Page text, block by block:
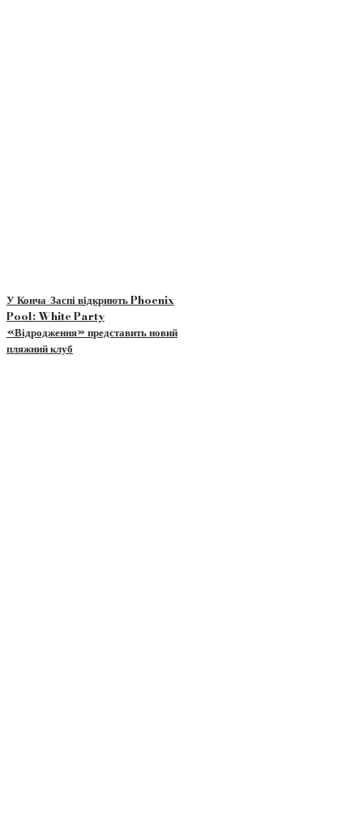
У Конча-Заспі відкриють Phoenix
Pool: White Party
«Відродження» представить новий
пляжний клуб